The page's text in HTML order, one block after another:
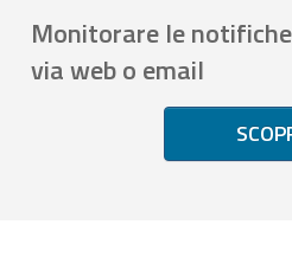
Monitorare le
via web o email